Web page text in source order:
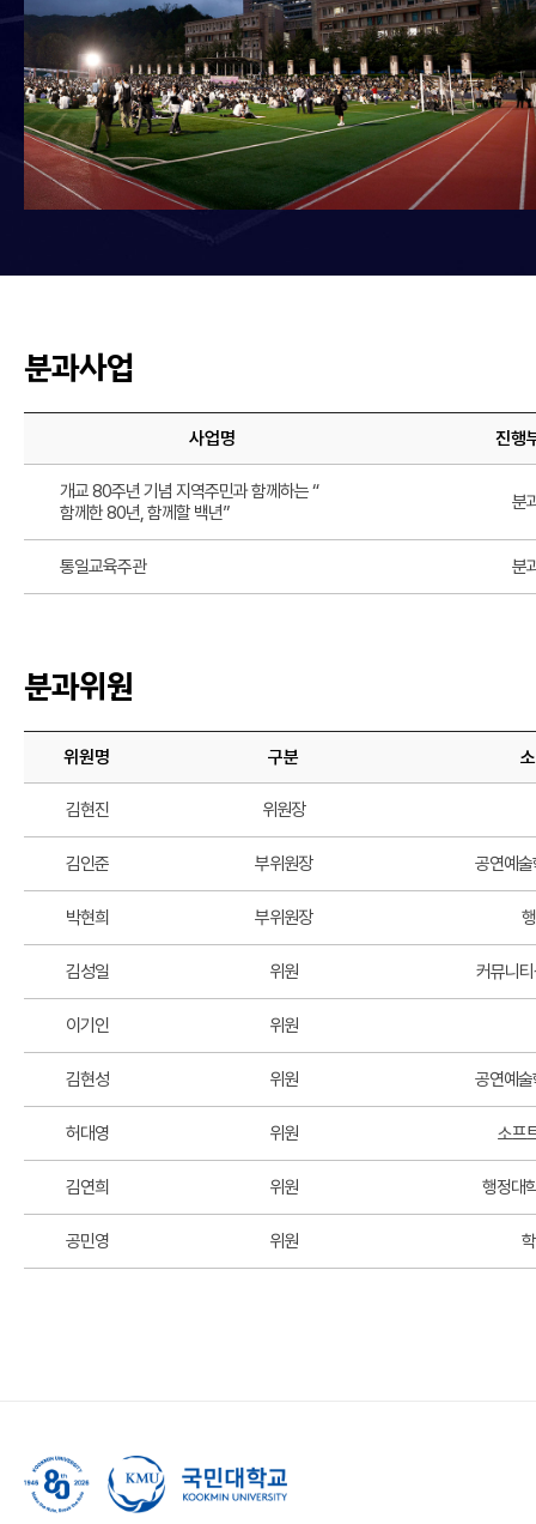
분과사업
사업명 진행
개교 80주년 기념 지역주민과 함께하는 “
함께한 80년, 함께할 백년”
분
통일교육주관 분
분과위원
위원명 구분
김현진 위원장
김인준 부위원장 공연예
박현희 부위원장
김성일 위원 커뮤니
이기인 위원
김현성 위원 공연예
허대영 위원 소프
김연희 위원 행정대
공민영 위원